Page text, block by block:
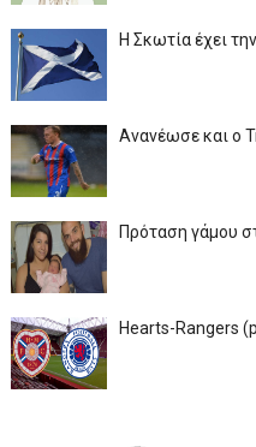
Η Σκωτία έχει
Ανανέωσε και ο
Πρόταση γάμου
Hearts-Rangers